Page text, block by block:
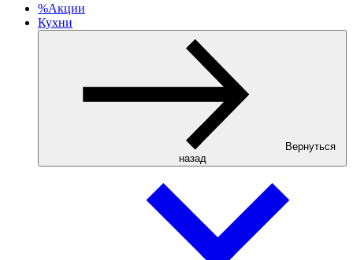
%Акции
Кухни
Вернуться
назад